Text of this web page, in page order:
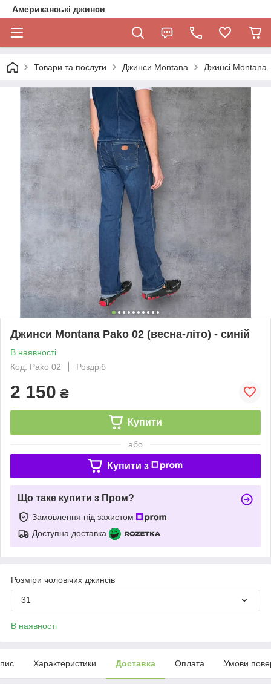
Американські джинси
Товари та послуги Джинси Montana Джинсі
Джинси Montana Pako 02 (весна-літо) - синій
В наявності
Код: Pako 02
Роздріб
2 150 ₴
Купити
або
Купити з
Що таке купити з Пром?
Замовлення під захистом
Доступна доставка
Розміри чоловічих джинсів
31
В наявності
Характеристики Доставка Оплата Умови